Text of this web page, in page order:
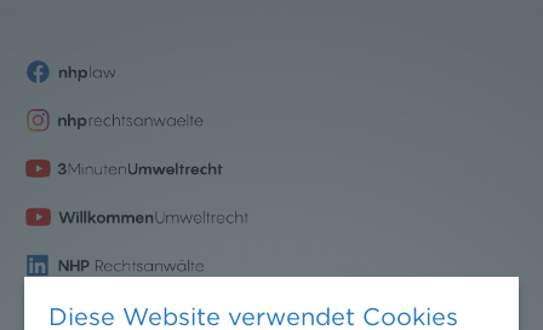
Diese Website verwendet Cookies